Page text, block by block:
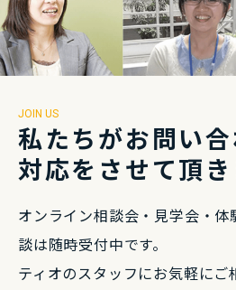
JOIN US
私たちがお問い合
対応をさせて頂き
オンライン相談会・⾒学会・体
談は随時受付中です。
ティオのスタッフにお気軽にご